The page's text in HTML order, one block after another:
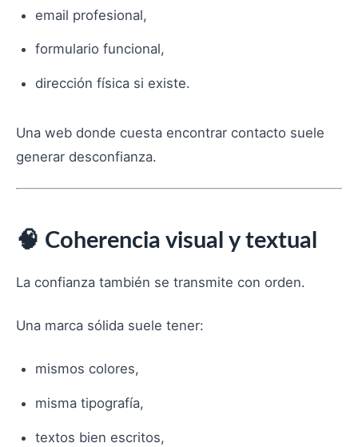
email profesional,
formulario funcional,
dirección física si existe.
Una web donde cuesta encontrar contacto suele
generar desconfianza.
🧠 Coherencia visual y textual
La confianza también se transmite con orden.
Una marca sólida suele tener:
mismos colores,
misma tipografía,
textos bien escritos,